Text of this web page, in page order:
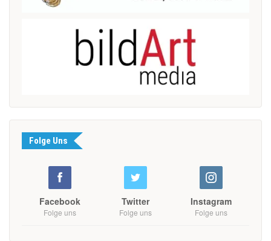
Folge Uns
Facebook
Folge uns
Twitter
Folge uns
Instagram
Folge uns